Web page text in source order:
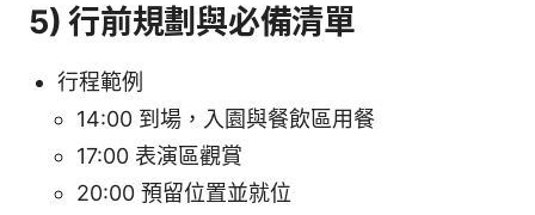
5) 行前規劃與必備清單
行程範例
14:00 到場，入園與餐飲區用餐
17:00 表演區觀賞
20:00 預留位置並就位